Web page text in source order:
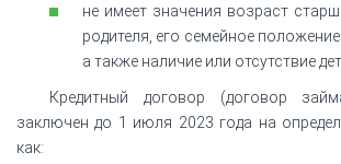
не имеет значения возраст
родителя, его семейное
а также наличие или отсутствие
Кредитный договор (договор
заключен до 1 июля 2023 года на
как: